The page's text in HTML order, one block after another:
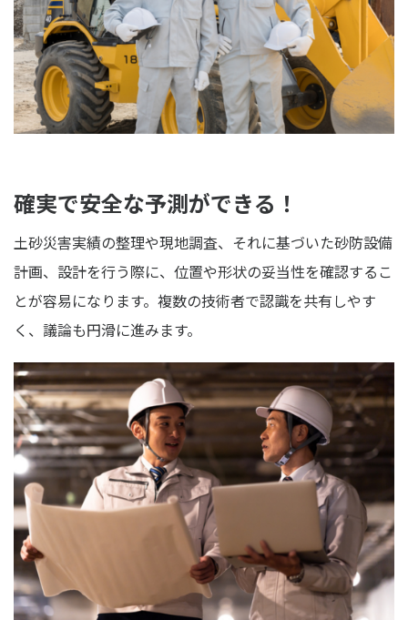
確実で安全な予測ができる！
土砂災害実績の整理や現地調査、それに基づいた砂防設備
計画、設計を行う際に、位置や形状の妥当性を確認するこ
とが容易になります。複数の技術者で認識を共有しやす
く、議論も円滑に進みます。